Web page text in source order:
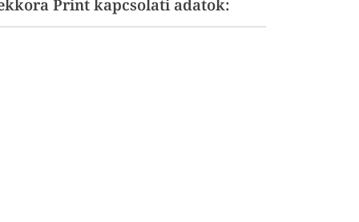
Print kapcsolati adatok: